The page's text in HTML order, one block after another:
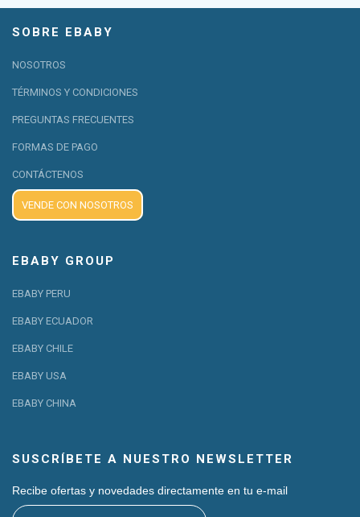
SOBRE EBABY
NOSOTROS
TÉRMINOS Y CONDICIONES
PREGUNTAS FRECUENTES
FORMAS DE PAGO
CONTÁCTENOS
VENDE CON NOSOTROS
EBABY GROUP
EBABY PERU
EBABY ECUADOR
EBABY CHILE
EBABY USA
EBABY CHINA
SUSCRÍBETE A NUESTRO NEWSLETTER
Recibe ofertas y novedades directamente en tu e-mail